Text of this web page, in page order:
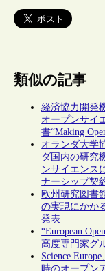
類似の記事
経済協力開発
オープンサイ
書“Making
オランダ大学
ダ国内の研究
ンサイエンス
ナーシップ契
欧州研究図書
の実現にかか
発表
“European
高度専門家グ
Science
時のオープン